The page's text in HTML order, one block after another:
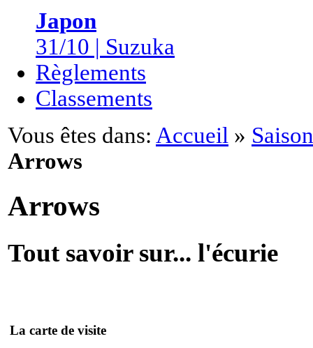
Japon
31/10 | Suzuka
Règlements
Classements
Vous êtes dans: Accueil »
Arrows
Arrows
Tout savoir sur... l'écurie
La carte de visite